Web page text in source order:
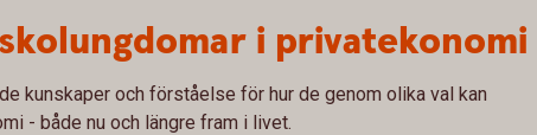
i privatekonomi
kunskaper och förståelse för hur de genom olika val kan
- både nu och längre fram i livet.